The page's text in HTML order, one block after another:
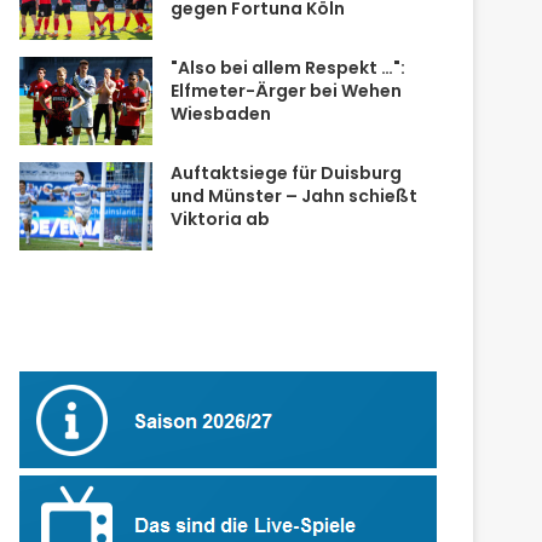
gegen Fortuna Köln
"Also bei allem Respekt …":
Elfmeter-Ärger bei Wehen
Wiesbaden
Auftaktsiege für Duisburg
und Münster – Jahn schießt
Viktoria ab